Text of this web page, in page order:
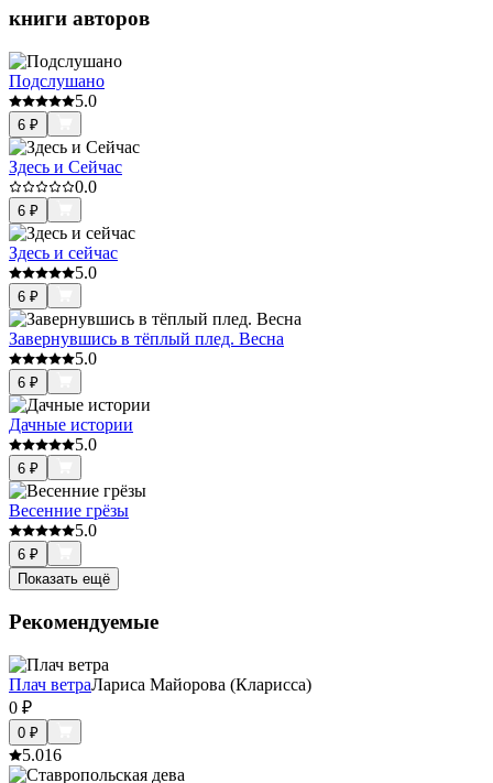
книги авторов
Подслушано
5.0
6 ₽
Здесь и Сейчас
0.0
6 ₽
Здесь и сейчас
5.0
6 ₽
Завернувшись в тёплый плед. Весна
5.0
6 ₽
Дачные истории
5.0
6 ₽
Весенние грёзы
5.0
6 ₽
Показать ещё
Рекомендуемые
Плач ветраЛариса Майорова (Кларисса)
0 ₽
0 ₽
5.016